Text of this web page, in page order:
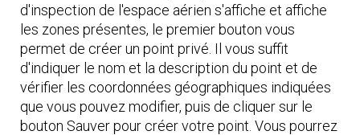
d'inspection de l'espace aérien s'affiche et affiche
les zones présentes, le premier bouton vous
permet de créer un point privé. Il vous suffit
d'indiquer le nom et la description du point et de
vérifier les coordonnées géographiques indiquées
que vous pouvez modifier, puis de cliquer sur le
bouton Sauver pour créer votre point. Vous pourrez